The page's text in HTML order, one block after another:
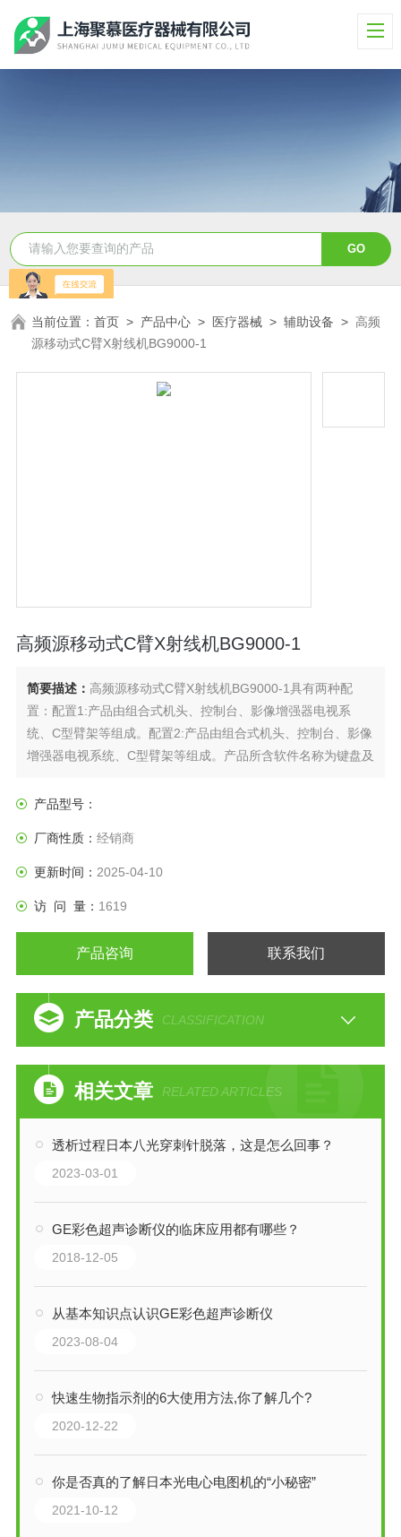
当前位置：首页 > 产品中心 > 医疗器械 >辅助设备 > 高频
源移动式C臂X射线机BG9000-1
高频源移动式C臂X射线机BG9000-1
简要描述： 高频源移动式C臂X射线机BG9000-1具有两种配
置：配置1:产品由组合式机头、控制台、影像增强器电视系
统、C型臂架等组成。配置2:产品由组合式机头、控制台、影像
增强器电视系统、C型臂架等组成。产品所含软件名称为键盘及
术室中进行X射线透视和摄影。
产品型号：
厂商性质： 经销商
更新时间： 2025-04-10
访 问 量： 1619
产品咨询 联系我们
产品分类 CLASSIFICATION
相关文章 RELATED ARTICLES
透析过程日本八光穿刺针脱落，这是怎么回事？
2023-03-01
GE彩色超声诊断仪的临床应用都有哪些？
2018-12-05
从基本知识点认识GE彩色超声诊断仪
2023-08-04
快速生物指示剂的6大使用方法,你了解几个?
2020-12-22
你是否真的了解日本光电心电图机的“小秘密”
2021-10-12